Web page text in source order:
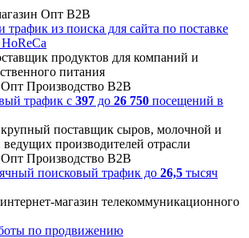
Опт B2B
трафик из поиска для сайта по поставке
продуктов для компаний и
питания
Опт Производство B2B
трафик с 397 до 26 750 посещений в
поставщик сыров, молочной и
производителей отрасли
Опт Производство B2B
поисковый трафик до 26,5 тысяч
магазин телекоммуникационного
по продвижению